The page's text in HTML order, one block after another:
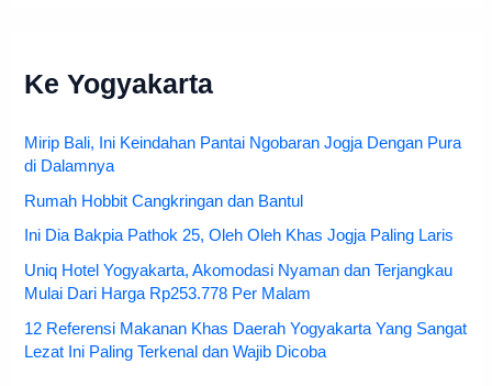
Ke Yogyakarta
Mirip Bali, Ini Keindahan Pantai Ngobaran Jogja Dengan Pura
di Dalamnya
Rumah Hobbit Cangkringan dan Bantul
Ini Dia Bakpia Pathok 25, Oleh Oleh Khas Jogja Paling Laris
Uniq Hotel Yogyakarta, Akomodasi Nyaman dan Terjangkau
Mulai Dari Harga Rp253.778 Per Malam
12 Referensi Makanan Khas Daerah Yogyakarta Yang Sangat
Lezat Ini Paling Terkenal dan Wajib Dicoba